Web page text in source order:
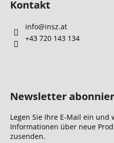
Kontakt
info@insz.at
+43 720 143 134
Newsletter
Legen Sie Ihre E-Mail ein und
Informationen über neue
zusenden.